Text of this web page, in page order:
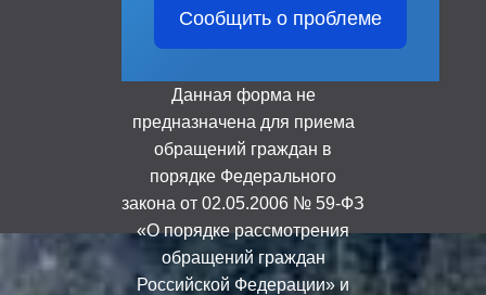
Сообщить о проблеме
Данная форма не
предназначена для приема
обращений граждан в
порядке Федерального
закона от 02.05.2006 № 59-ФЗ
«О порядке рассмотрения
обращений граждан
Российской Федерации» и